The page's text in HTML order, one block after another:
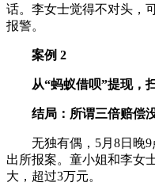
话。李女士觉得不对头，
报警。
案例 2
从“蚂蚁借呗”提现，
结局：所谓三倍赔偿没
无独有偶，5月8日晚9
出所报案。童小姐和李女
大，超过3万元。